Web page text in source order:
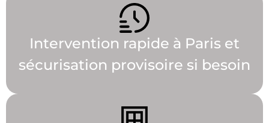
Intervention rapide à Paris et
sécurisation provisoire si besoin